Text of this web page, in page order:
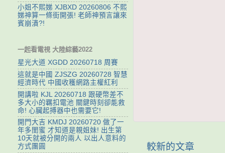
較新的文章
小姐不熙娣 XJBXD 20260806 不熙
娣神算一條街開張! 老師神預言讓來
賓崩潰?!
一起看電視 大陸綜藝2022
星光大道 XGDD 20260718 周賽
這就是中國 ZJSZG 20260728 智慧
經濟時代 中國收穫網路主權紅利
開講啦 KJL 20260718 跟硬幣差不
多大小的羈扣電池 關鍵時刻卻能救
命! 心臟起搏器中也需要它!
開門大吉 KMDJ 20260720 做了一
年多閨蜜 才知道是親姐妹! 出生第
10天就被分開的兩人 以出人意料的
方式團圓